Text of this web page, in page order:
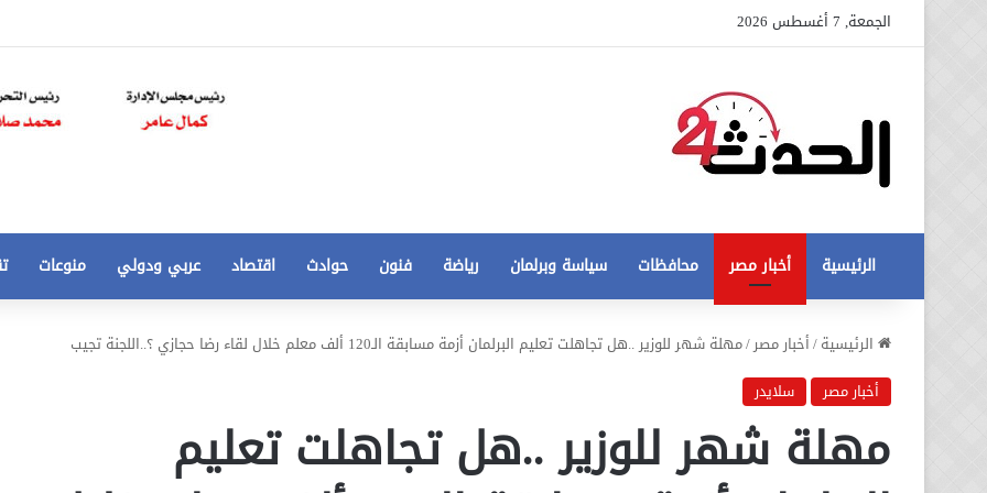
الجمعة, 7 أغسطس 2026
الرئيسية أخبار مصر محافظات سياسة وبرلمان رياضة فنون حوادث اقتصاد عربي ودولي منوعات
الرئيسية/أخبار مصر/مهلة شهر للوزير ..هل تجاهلت تعليم البرلمان أزمة مسابقة الـ120 ألف معلم خلال لقاء رضا حجازي ؟..اللجنة تجيب
أخبار مصر
سلايدر
مهلة شهر للوزير ..هل تجاهلت تعليم
عاجل
جديدة
في
أزمة
مخالفات
البناء
12 أغسطس، 2020
عاجل تطورات جديدة في أزمة مخالفات
تخفيض
250
الي
21 أغسطس، 2020